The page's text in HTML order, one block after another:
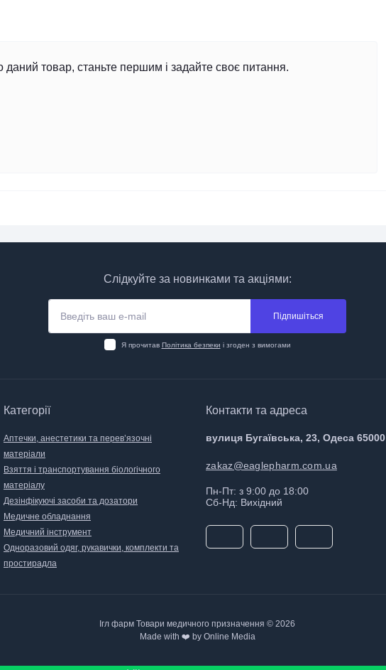
товар, станьте першим і задайте своє питання.
Слідкуйте за новинками та акціями:
Підпишіться
Я прочитав Політика безпеки і згоден з вимогами
Категорії
Аптечки, анестетики та перев’язочні
матеріали
Взяття і транспортування біологічного
матеріалу
Дезінфікуючі засоби та дозатори
Медичне обладнання
Медичний інструмент
Одноразовий одяг, рукавички, комплекти та
простирадла
Контакти та адреса
вулиця Бугаївська, 23, Одеса 65000
zakaz@eaglepharm.com.ua
Пн-Пт: з 9:00 до 18:00
Сб-Нд: Вихідний
Ігл фарм Товари медичного призначення © 2026
Made with ❤️ by Online Media